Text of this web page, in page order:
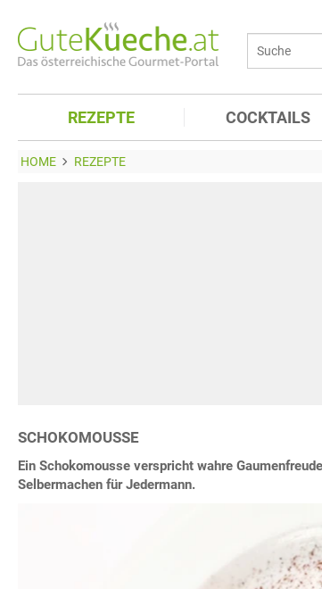
REZEPTE COCKTAILS
HOME REZEPTE
SCHOKOMOUSSE
Ein Schokomousse verspricht wahre
Selbermachen für Jedermann.